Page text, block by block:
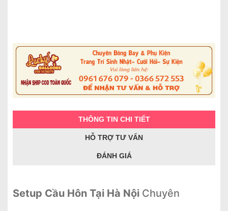
THÔNG TIN CHI TIẾT
HỖ TRỢ TƯ VẤN
ĐÁNH GIÁ
Setup Cầu Hôn Tại Hà Nội Chuyên